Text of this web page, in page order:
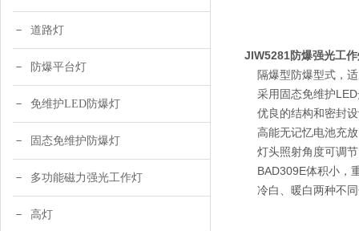
道路灯
防爆平台灯
免维护LED防爆灯
固态免维护防爆灯
多功能磁力强光工作灯
高灯
JIW5281防爆强光工
隔爆型防爆型式，适
采用固态免维护LED
优良的结构和密封设
高能无记忆电池充放
灯头照射角度可调节
BAD309E体积小，
冷白、暖白两种不同